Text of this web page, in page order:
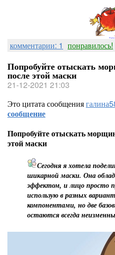
комментарии: 1 понравилось!
Попробуйте отыскать
после этой маски
21-12-2021 21:03
Это цитата сообщения
сообщение
Попробуйте отыскать
этой маски
Сегодня я хотела
шикарной маски. Она
эффектом, и лицо просто
использую в разных
компонентами, но две
остаются всегда